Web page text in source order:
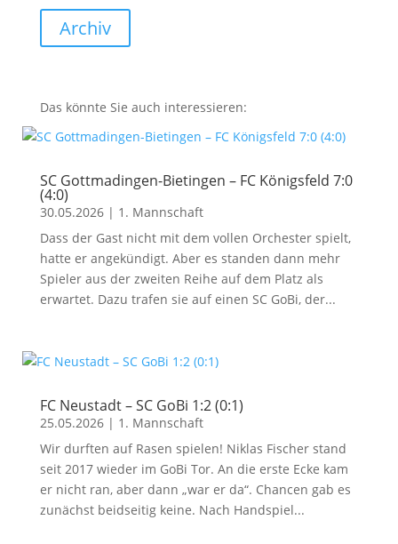
Archiv
Das könnte Sie auch interessieren:
SC Gottmadingen-Bietingen – FC Königsfeld 7:0
(4:0)
30.05.2026| 1. Mannschaft
Dass der Gast nicht mit dem vollen Orchester spielt,
hatte er angekündigt. Aber es standen dann mehr
Spieler aus der zweiten Reihe auf dem Platz als
erwartet. Dazu trafen sie auf einen SC GoBi, der...
FC Neustadt – SC GoBi 1:2 (0:1)
25.05.2026| 1. Mannschaft
Wir durften auf Rasen spielen! Niklas Fischer stand
seit 2017 wieder im GoBi Tor. An die erste Ecke kam
er nicht ran, aber dann „war er da“. Chancen gab es
zunächst beidseitig keine. Nach Handspiel...